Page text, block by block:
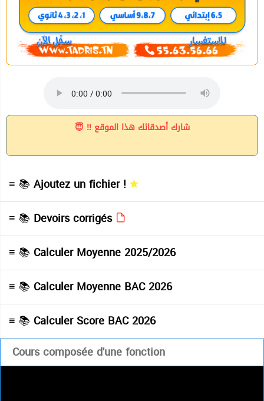
شارك أصدقائك هذا الموقع ‼ 😇
≡ 📚 Ajoutez un fichier !
≡ 📚 Devoirs corrigés
≡ 📚 Calculer Moyenne 2025/2026
≡ 📚 Calculer Moyenne BAC 2026
≡ 📚 Calculer Score BAC 2026
Cours composée d'une fonction